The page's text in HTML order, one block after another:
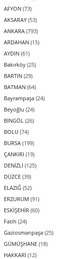
AFYON (73)
AKSARAY (53)
ANKARA (793)
ARDAHAN (15)
AYDIN (61)
Bakırköy (25)
BARTIN (29)
BATMAN (64)
Bayrampaşa (24)
Beyoğlu (24)
BİNGÖL (26)
BOLU (74)
BURSA (199)
ÇANKIRI (19)
DENİZLİ (125)
DÜZCE (39)
ELAZIĞ (52)
ERZURUM (91)
ESKİŞEHİR (60)
Fatih (24)
Gaziosmanpaşa (25)
GÜMÜŞHANE (18)
HAKKARİ (12)